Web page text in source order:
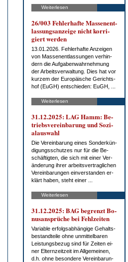
Weiterlesen
26/003 Feh­ler­haf­te Mas­sen­ent­
las­sungs­an­zei­ge nicht kor­ri­
giert wer­den
13.01.2026. Feh­ler­haf­te An­zei­gen
von Mas­sen­ent­las­sun­gen ver­hin­
dern die Auf­ga­ben­wahr­neh­mung
der Ar­beits­ver­wal­tung. Dies hat vor
kur­zem der Eu­ro­päi­sche Ge­richts­
hof (EuGH) ent­schie­den: EuGH, ...
Weiterlesen
31.12.2025: LAG Hamm: Be­
triebs­ver­ein­ba­rung und So­zi­
al­aus­wahl
Die Ver­ein­ba­rung ei­nes Son­der­kün­
di­gungs­schut­zes nur für die Be­
schäf­tig­ten, die sich mit ei­ner Ver­
än­de­rung ih­rer ar­beits­ver­trag­li­chen
Ver­ein­ba­run­gen ein­ver­stan­den er­
klärt ha­ben, steht ei­ner ...
Weiterlesen
31.12.2025: BAG be­grenzt Bo­
nus­an­sprü­che bei Fehl­zei­ten
Va­ria­ble er­folgs­ab­hän­gi­ge Ge­halts­
be­stand­tei­le oh­ne un­mit­tel­ba­ren
Leis­tungs­be­zug sind für Zei­ten ei­
ner El­tern­zeit­zeit im All­ge­mei­nen,
d.h. oh­ne be­son­de­re Ver­ein­ba­run­